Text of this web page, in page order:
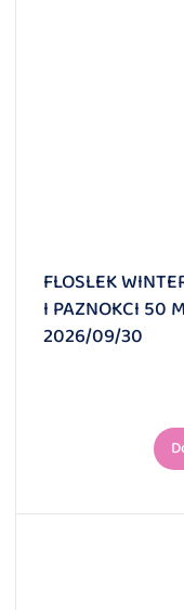
FLOSLEK
I PAZNOKCI 50
2026/09/30